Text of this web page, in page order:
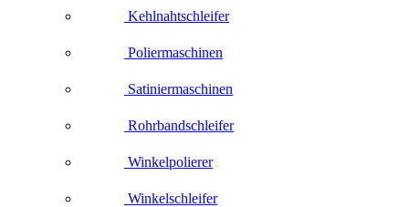
Kehlnahtschleifer
Poliermaschinen
Satiniermaschinen
Rohrbandschleifer
Winkelpolierer
Winkelschleifer